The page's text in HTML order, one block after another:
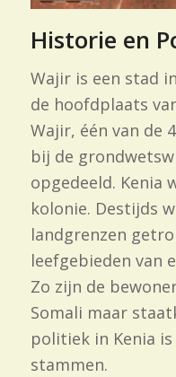
Historie en
Wajir is een stad
de hoofdplaats
Wajir, één van de
bij de
opgedeeld. Kenia
kolonie. Destijds
landgrenzen
leefgebieden van
Zo zijn de
Somali maar
politiek in Kenia
stammen.